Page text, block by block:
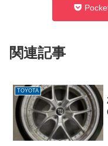
関連記事
TOYOTA